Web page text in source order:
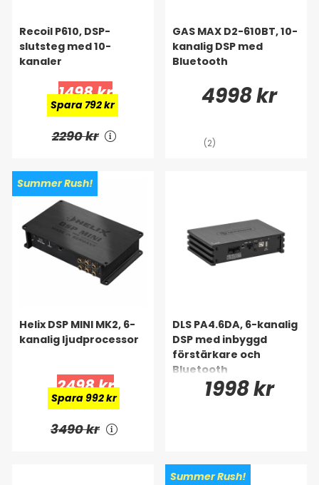
Recoil P610, DSP-
slutsteg med 10-
kanaler
1498 kr
Spara 792 kr
2290 kr
GAS MAX D2-610BT, 10-
kanalig DSP med
Bluetooth
4998 kr
(2)
Summer Rush!
Helix DSP MINI MK2, 6-
kanalig ljudprocessor
2498 kr
Spara 992 kr
3490 kr
DLS PA4.6DA, 6-kanalig
DSP med inbyggd
förstärkare och
Bluetooth
1998 kr
Summer Rush!